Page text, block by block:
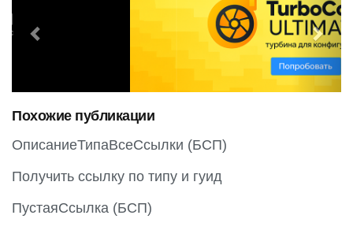
e
o
u
s
e
x
t
Похожие публикации
ОписаниеТипаВсеСсылки (БСП)
Получить ссылку по типу и гуид
ПустаяСсылка (БСП)